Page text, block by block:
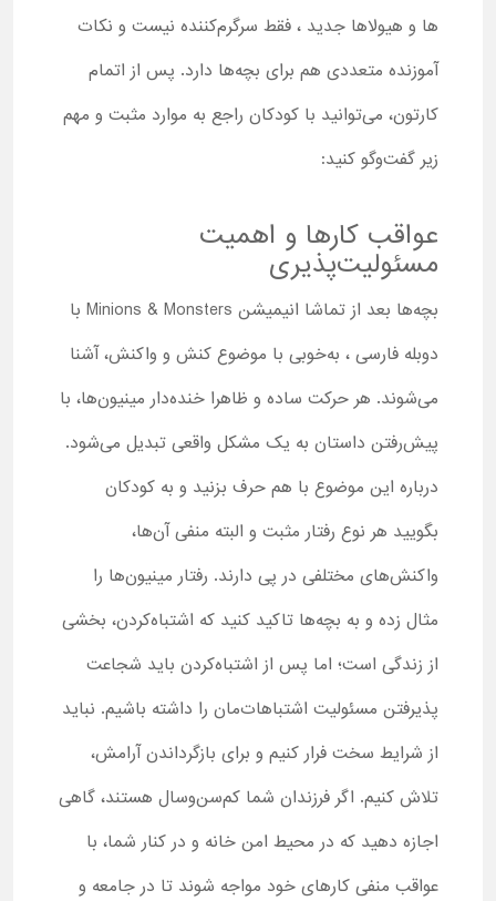
ها و هیولاها جدید ، فقط سرگرم‌کننده نیست و نکات
آموزنده متعددی هم برای بچه‌ها دارد. پس از اتمام
کارتون، می‌توانید با کودکان راجع به موارد مثبت و مهم
زیر گفت‌وگو کنید:
عواقب کارها و اهمیت
مسئولیت‌پذیری
بچه‌ها بعد از تماشا انیمیشن Minions & Monsters با
دوبله فارسی ، به‌خوبی با موضوع کنش و واکنش، آشنا
می‌شوند. هر حرکت ساده و ظاهرا خنده‌دار مینیون‌ها، با
پیش‌رفتن داستان به یک مشکل واقعی تبدیل می‌شود.
درباره این موضوع با هم حرف بزنید و به کودکان
بگویید هر نوع رفتار مثبت و البته منفی آن‌ها،
واکنش‌های مختلفی در پی دارند. رفتار مینیون‌ها را
مثال زده و به بچه‌ها تاکید کنید که اشتباه‌کردن، بخشی
از زندگی است؛ اما پس از اشتباه‌کردن باید شجاعت
پذیرفتن مسئولیت اشتباهات‌مان را داشته باشیم. نباید
از شرایط سخت فرار کنیم و برای بازگرداندن آرامش،
تلاش کنیم. اگر فرزندان شما کم‌سن‌وسال هستند، گاهی
اجازه دهید که در محیط امن خانه و در کنار شما، با
عواقب منفی کارهای خود مواجه شوند تا در جامعه و